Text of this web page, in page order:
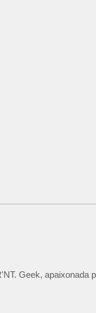
Geek, apaixonada